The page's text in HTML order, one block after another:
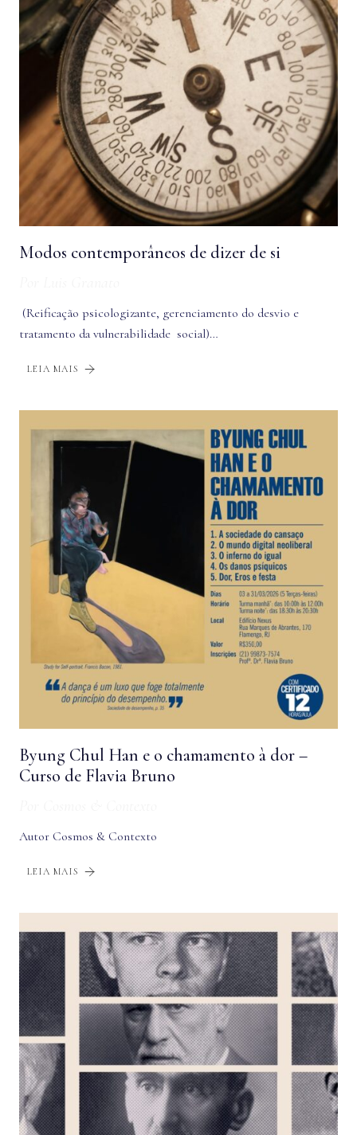
Modos contemporâneos de dizer de si
(Reificação psicologizante, gerenciamento do desvio e
tratamento da vulnerabilidade social)…
LEIA MAIS
Byung Chul Han e o chamamento à dor –
Curso de Flavia Bruno
Autor Cosmos & Contexto
LEIA MAIS